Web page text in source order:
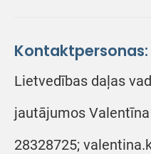
Kontaktpersonas:
Lietvedības daļas
jautājumos
28328725;